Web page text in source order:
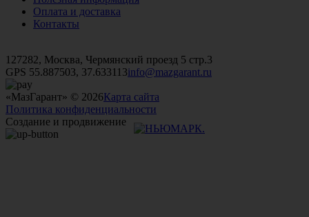
Оплата и доставка
Контакты
127282, Москва, Чермянский проезд 5 стр.3
GPS 55.887503, 37.633113info@mazgarant.ru
«МазГарант» © 2026Карта сайта
Политика конфиденциальности
Создание и продвижение